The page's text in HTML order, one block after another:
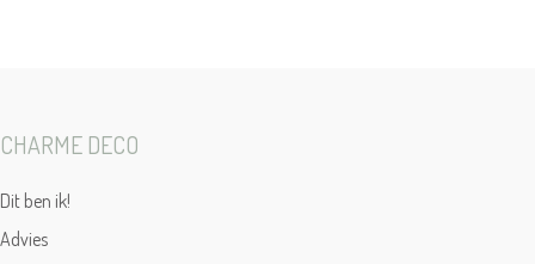
CHARME DECO
Dit ben ik!
Advies